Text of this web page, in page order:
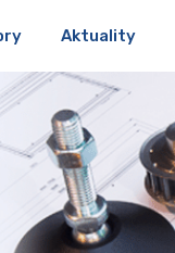
Aktuality